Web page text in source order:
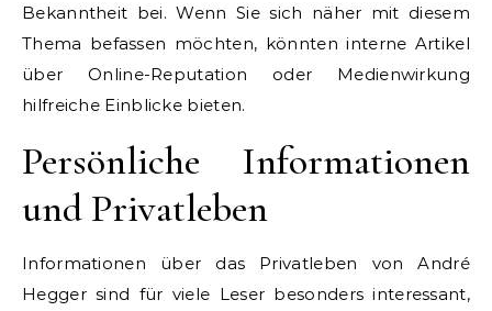
Bekanntheit bei. Wenn Sie sich näher mit diesem
Thema befassen möchten, könnten interne Artikel
über Online-Reputation oder Medienwirkung
hilfreiche Einblicke bieten.
Persönliche Informationen
und Privatleben
Informationen über das Privatleben von André
Hegger sind für viele Leser besonders interessant,